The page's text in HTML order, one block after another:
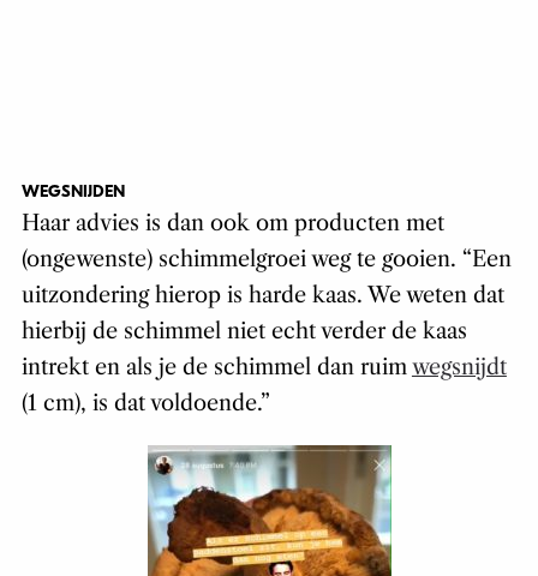
WEGSNIJDEN
Haar advies is dan ook om producten met
(ongewenste) schimmelgroei weg te gooien. “Een
uitzondering hierop is harde kaas. We weten dat
hierbij de schimmel niet echt verder de kaas
intrekt en als je de schimmel dan ruimwegsnijdt
(1 cm), is dat voldoende.”